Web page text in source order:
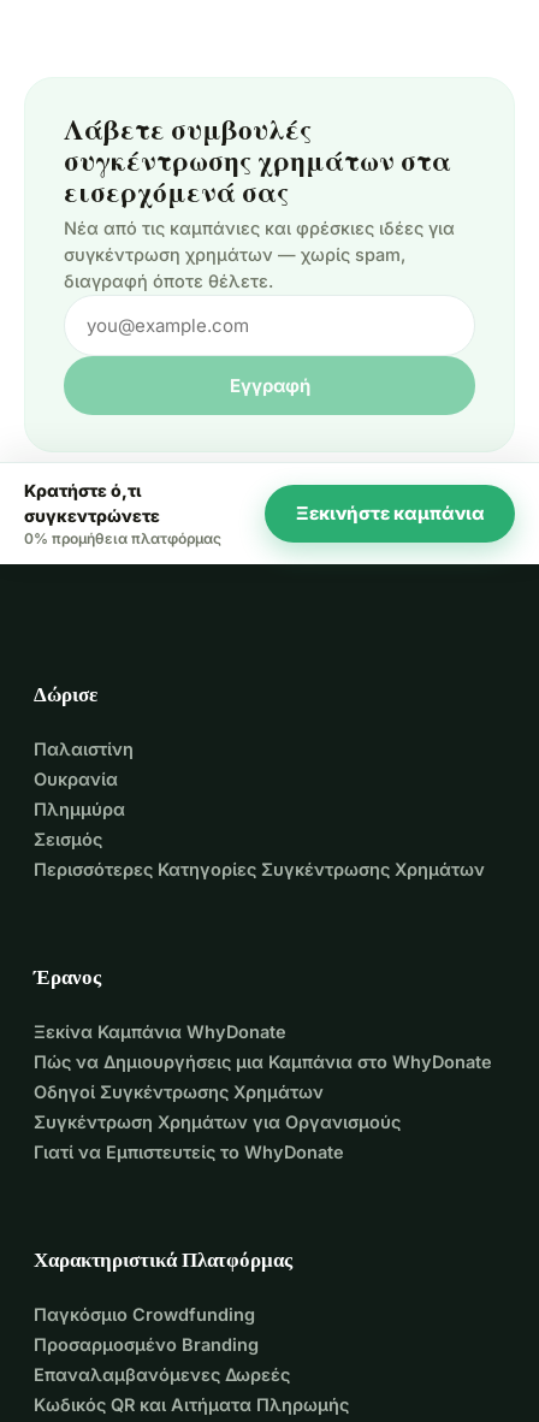
Λάβετε συμβουλές
συγκέντρωσης χρημάτων στα
εισερχόμενά σας
Νέα από τις καμπάνιες και φρέσκιες ιδέες για
συγκέντρωση χρημάτων — χωρίς spam,
διαγραφή όποτε θέλετε.
Εγγραφή
Κρατήστε ό,τι
συγκεντρώνετε
0% προμήθεια πλατφόρμας
Ξεκινήστε καμπάνια
Δώρισε
Παλαιστίνη
Ουκρανία
Πλημμύρα
Σεισμός
Περισσότερες Κατηγορίες Συγκέντρωσης Χρημάτων
Έρανος
Ξεκίνα Καμπάνια WhyDonate
Πώς να Δημιουργήσεις μια Καμπάνια στο WhyDonate
Οδηγοί Συγκέντρωσης Χρημάτων
Συγκέντρωση Χρημάτων για Οργανισμούς
Γιατί να Εμπιστευτείς το WhyDonate
Χαρακτηριστικά Πλατφόρμας
Παγκόσμιο Crowdfunding
Προσαρμοσμένο Branding
Επαναλαμβανόμενες Δωρεές
Κωδικός QR και Αιτήματα Πληρωμής